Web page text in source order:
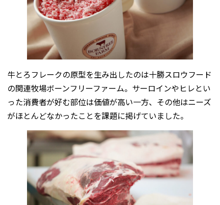
牛とろフレークの原型を生み出したのは十勝スロウフード
の関連牧場ボーンフリーファーム。サーロインやヒレとい
った消費者が好む部位は価値が高い一方、その他はニーズ
がほとんどなかったことを課題に掲げていました。